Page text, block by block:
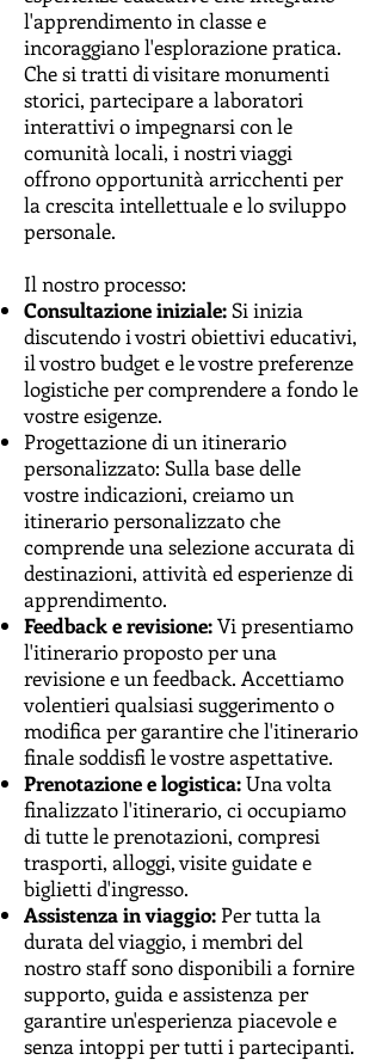
l'apprendimento in classe e
incoraggiano l'esplorazione pratica.
Che si tratti di visitare monumenti
storici, partecipare a laboratori
interattivi o impegnarsi con le
comunità locali, i nostri viaggi
offrono opportunità arricchenti per
la crescita intellettuale e lo sviluppo
personale.
Il nostro processo:
Consultazione iniziale:Si inizia
discutendo i vostri obiettivi educativi,
il vostro budget e le vostre preferenze
logistiche per comprendere a fondo le
vostre esigenze.
Progettazione di un itinerario
personalizzato: Sulla base delle
vostre indicazioni, creiamo un
itinerario personalizzato che
comprende una selezione accurata di
destinazioni, attività ed esperienze di
apprendimento.
Feedback e revisione:Vi presentiamo
l'itinerario proposto per una
revisione e un feedback. Accettiamo
volentieri qualsiasi suggerimento o
modifica per garantire che l'itinerario
finale soddisfi le vostre aspettative.
Prenotazione e logistica:Una volta
finalizzato l'itinerario, ci occupiamo
di tutte le prenotazioni, compresi
trasporti, alloggi, visite guidate e
biglietti d'ingresso.
Assistenza in viaggio: Per tutta la
durata del viaggio, i membri del
nostro staff sono disponibili a fornire
supporto, guida e assistenza per
garantire un'esperienza piacevole e
senza intoppi per tutti i partecipanti.